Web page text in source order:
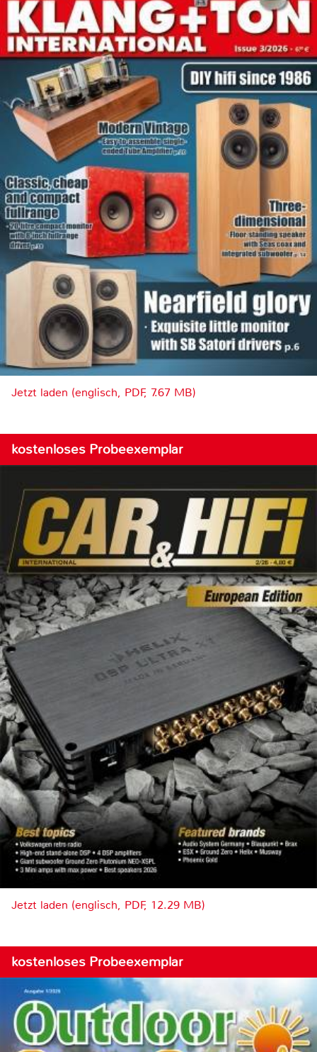
Jetzt laden (englisch, PDF, 7.67 MB)
kostenloses Probeexemplar
Jetzt laden (englisch, PDF, 12.29 MB)
kostenloses Probeexemplar